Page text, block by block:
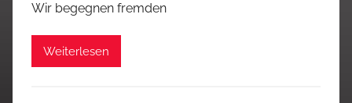
Wir begegnen fremden
Weiterlesen